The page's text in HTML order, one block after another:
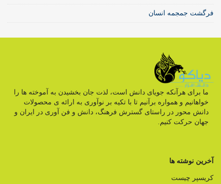
فرگشت جمجمه انسان
ما برای هرآنکه جویای دانش است، لذت جان بخشیدن به آموخته ها را
خواهانیم و همواره برآنیم تا با تکیه بر نوآوری به ارائه ی محصولات
دانش محور در راستای گسترش فرهنگ، دانش و فن آوری در ایران و
جهان حرکت کنیم.
آخرین نوشته ها
کریسپر چیست